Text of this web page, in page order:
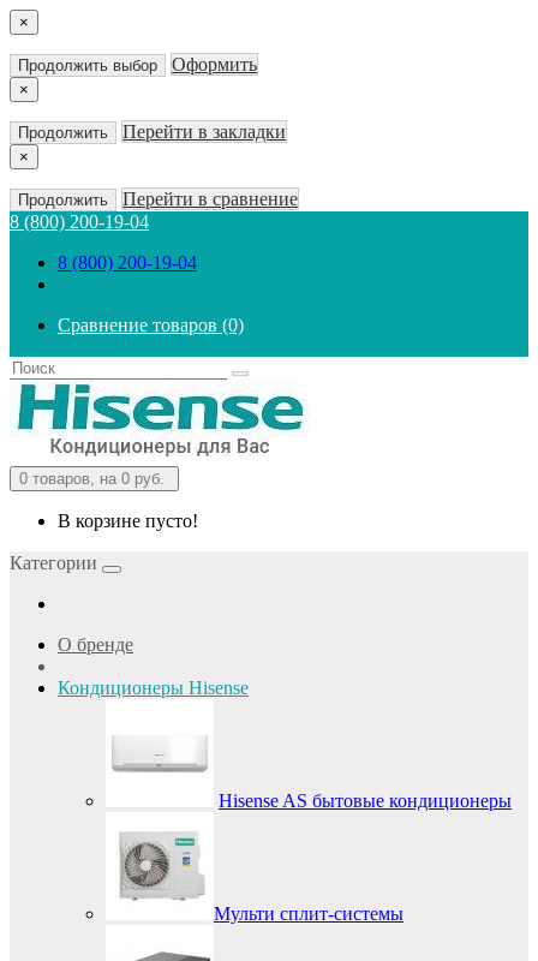
×
Продолжить выбор Оформить
×
Продолжить Перейти в закладки
×
Продолжить
Перейти в сравнение
8 (800) 200-19-04
8 (800) 200-19-04
Сравнение товаров (0)
0 товаров, на 0 руб.
В корзине пусто!
Категории
О бренде
Кондиционеры Hisense
Hisense AS бытовые кондиционеры
Мульти сплит-системы